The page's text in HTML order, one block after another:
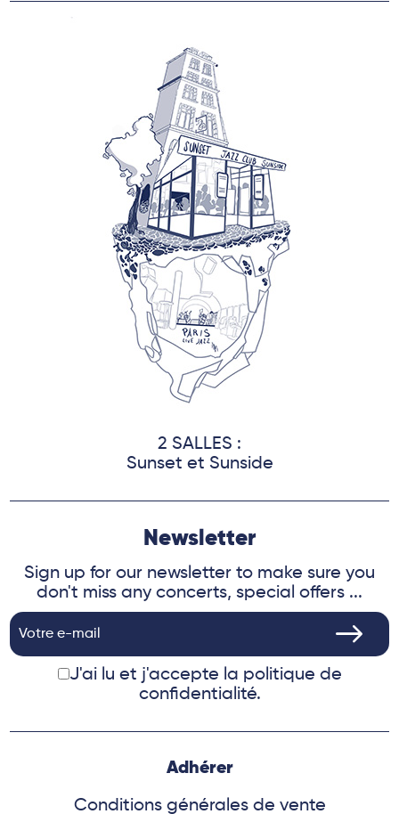
2 SALLES :
Sunset et Sunside
Newsletter
Sign up for our newsletter to make sure you
don't miss any concerts, special offers ...
J'ai lu et j'accepte la politique de
confidentialité.
Adhérer
Conditions générales de vente